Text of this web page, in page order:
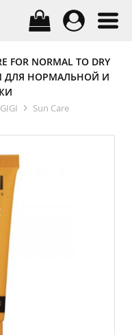
FOR NORMAL TO DRY
ДЛЯ НОРМАЛЬНОЙ И
GIGI Sun Care